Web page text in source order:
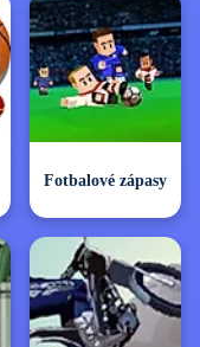
Fotbalové zápasy